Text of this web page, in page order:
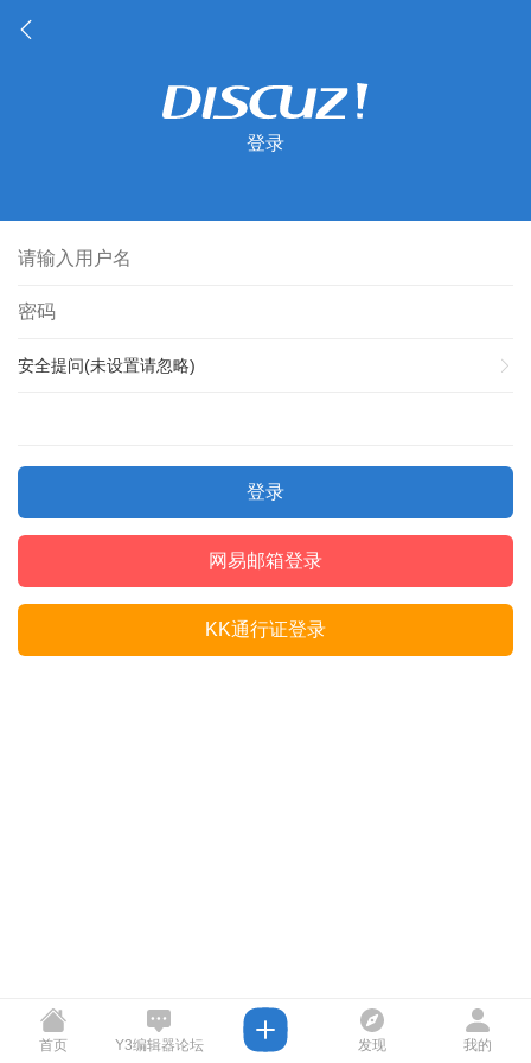
登录
安全提问(未设置请忽略)
登录
网易邮箱登录
KK通行证登录
首页 Y3编辑器论坛 发现 我的